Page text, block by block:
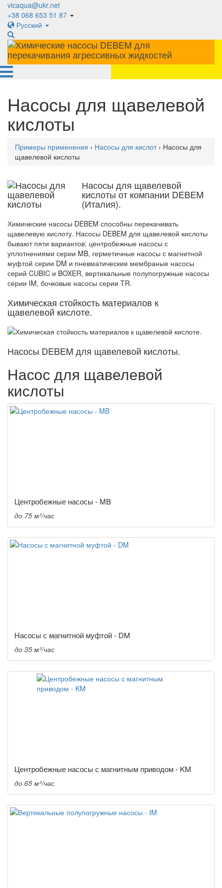
vicaqua@ukr.net
+38 068 653 51 87
Русский
Насосы для щавелевой
кислоты
Примеры применения › Насосы для кислот› Насосы для
щавелевой кислоты
Насосы для щавелевой
кислоты от компании DEBEM
(Италия).
Химические насосы DEBEM способны перекачивать
щавелевую кислоту. Насосы DEBEM для щавелевой кислоты
бывают пяти вариантов: центробежные насосы с
уплотнениями серии MB, герметичные насосы с магнитной
муфтой серии DM и пневматические мембраные насосы
серий CUBIC и BOXER, вертикальные полупогружные насосы
серии IM, бочковые насосы серии TR.
Химическая стойкость материалов к
щавелевой кислоте.
Насосы DEBEM для щавелевой кислоты.
Насос для щавелевой
кислоты
Центробежные насосы - MB
до 75 м³/час
Насосы с магнитной муфтой - DM
до 35 м³/час
Центробежные насосы с магнитным приводом - KM
до 65 м³/час